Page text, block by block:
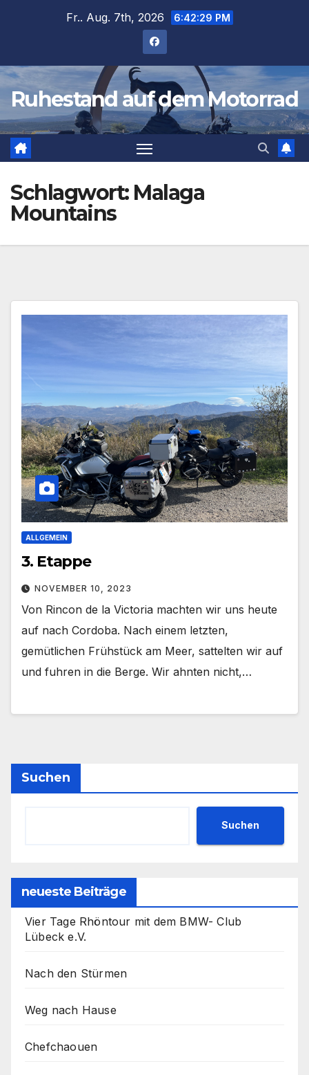
Fr.. Aug. 7th, 2026 6:42:29 PM
Ruhestand auf dem Motorrad
Schlagwort: Malaga
Mountains
ALLGEMEIN
3. Etappe
NOVEMBER 10, 2023
Von Rincon de la Victoria machten wir uns heute
auf nach Cordoba. Nach einem letzten,
gemütlichen Frühstück am Meer, sattelten wir auf
und fuhren in die Berge. Wir ahnten nicht,…
Suchen
Suchen
neueste Beiträge
Vier Tage Rhöntour mit dem BMW- Club
Lübeck e.V.
Nach den Stürmen
Weg nach Hause
Chefchaouen